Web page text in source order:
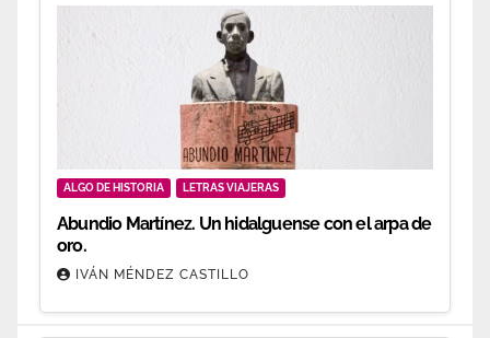
ALGO DE HISTORIA LETRAS VIAJERAS
Abundio Martínez. Un hidalguense con el arpa de
oro.
IVÁN MÉNDEZ CASTILLO